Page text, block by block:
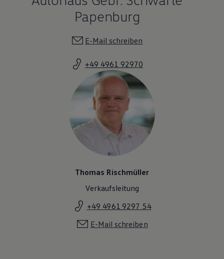
Papenburg
E-Mail schreiben
+49 4961 92970
Thomas Rischmüller
Verkaufsleitung
+49 4961 9297 54
E-Mail schreiben